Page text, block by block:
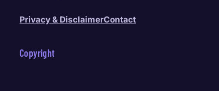
Privacy & DisclaimerContact
Copyright